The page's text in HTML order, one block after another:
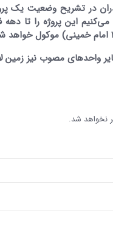
واحدهای مصوب نیز زمین
نخواهد شد.